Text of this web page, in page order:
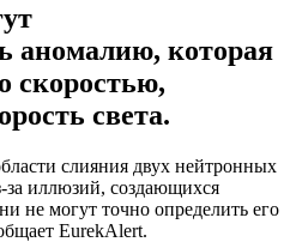
аномалию, которая
скоростью,
света.
слияния двух нейтронных
за иллюзий, создающихся
не могут точно определить его
EurekAlert.